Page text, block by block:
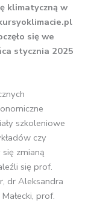
klimatyczną w
się we
stycznia 2025
szkoleniowe
czy
zmianą
się prof.
dr Aleksandra
prof.